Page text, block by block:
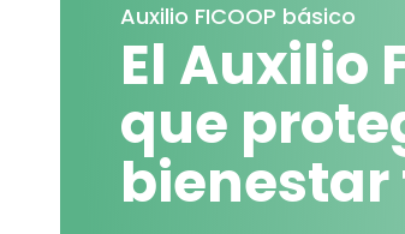
Auxilio FICOOP básico
El Auxilio
que